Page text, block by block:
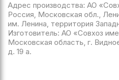
Адрес производства: АО
Россия, Московская обл.,
им. Ленина, территория
Изготовитель: АО «Совхоз
Московская область, г.
д. 19 а.